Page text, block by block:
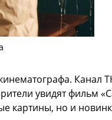
Канал
увидят фильм
картины, но и